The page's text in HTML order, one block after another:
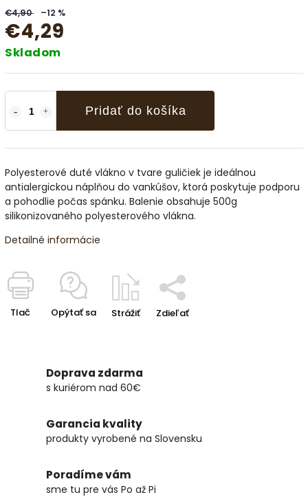
€4,90 –12 %
€4,29
Skladom
Pridať do košíka
Polyesterové duté vlákno v tvare guličiek je ideálnou
antialergickou náplňou do vankúšov, ktorá poskytuje podporu
a pohodlie počas spánku. Balenie obsahuje 500g
silikonizovaného polyesterového vlákna.
Detailné informácie
Tlač Opýtať sa Strážiť Zdieľať
Doprava zdarma
s kuriérom nad 60€
Garancia kvality
produkty vyrobené na Slovensku
Poradíme vám
sme tu pre vás Po až Pi